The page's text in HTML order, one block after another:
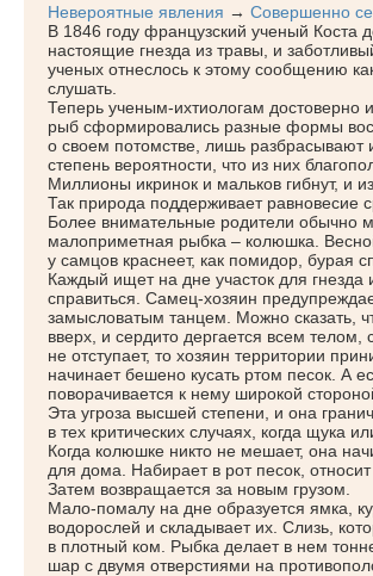
Невероятные явления → Совершенно
В 1846 году французский ученый
настоящие гнезда из травы, и
ученых отнеслось к этому сообщению
слушать.
Теперь ученым-ихтиологам достоверно
рыб сформировались разные формы
о своем потомстве, лишь разбрасывают
степень вероятности, что из них
Миллионы икринок и мальков гибнут, и
Так природа поддерживает равновесие
Более внимательные родители обычно
малоприметная рыбка – колюшка.
у самцов краснеет, как помидор, бурая
Каждый ищет на дне участок для
справиться. Самец-хозяин
замысловатым танцем. Можно сказать,
вверх, и сердито дергается всем
не отступает, то хозяин территории
начинает бешено кусать ртом песок. А
поворачивается к нему широкой
Эта угроза высшей степени, и она
в тех критических случаях, когда щука
Когда колюшке никто не мешает, она
для дома. Набирает в рот песок,
Затем возвращается за новым грузом.
Мало-помалу на дне образуется ямка,
водорослей и складывает их. Слизь,
в плотный ком. Рыбка делает в нем
шар с двумя отверстиями на